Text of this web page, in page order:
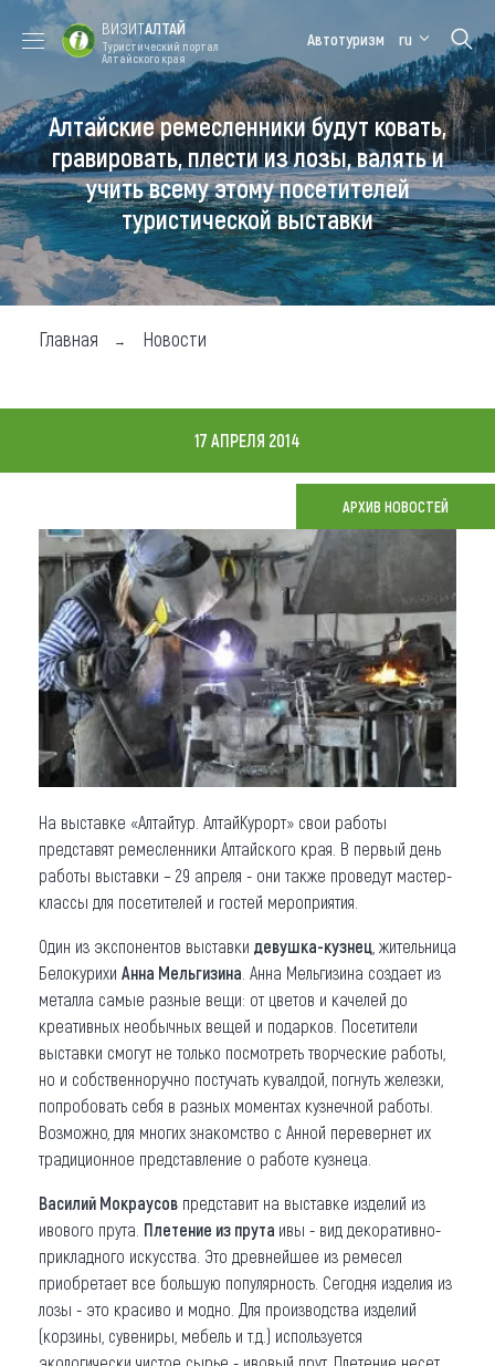
Форум VISIT
ALTAI
Цветение
маральника
Медицинский
форум
Алтайская
зимовка
Туры
Где побывать
Чем заняться
Где остановиться
Что привезти (сувениры)
О регионе
Коллекция впечатлений
Другие рубрики
ВИЗИТАЛТАЙ
Туристический портал
Алтайского края
Автотуризм ru
Алтайские ремесленники будут ковать,
гравировать, плести из лозы, валять и
учить всему этому посетителей
туристической выставки
Главная Новости
17 АПРЕЛЯ 2014
АРХИВ НОВОСТЕЙ
На выставке «Алтайтур. АлтайКурорт» свои работы
представят ремесленники Алтайского края. В первый день
работы выставки – 29 апреля - они также проведут мастер-
классы для посетителей и гостей мероприятия.
Один из экспонентов выставки девушка-кузнец , жительница
Белокурихи Анна Мельгизина . Анна Мельгизина создает из
металла самые разные вещи: от цветов и качелей до
креативных необычных вещей и подарков. Посетители
выставки смогут не только посмотреть творческие работы,
но и собственноручно постучать кувалдой, погнуть железки,
попробовать себя в разных моментах кузнечной работы.
Возможно, для многих знакомство с Анной перевернет их
традиционное представление о работе кузнеца.
Василий Мокраусов представит на выставке изделий из
ивового прута. Плетение из прута ивы - вид декоративно-
прикладного искусства. Это древнейшее из ремесел
приобретает все большую популярность. Сегодня изделия из
лозы - это красиво и модно. Для производства изделий
(корзины, сувениры, мебель и т.д.) используется